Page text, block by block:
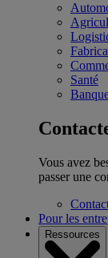
Santé
Vous avez
passer une
Pour les
Ressources